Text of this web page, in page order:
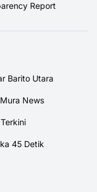
Report
Barito Utara
News
45 Detik